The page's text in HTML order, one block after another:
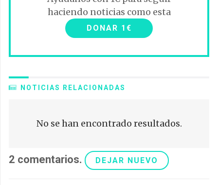
haciendo noticias como esta
DONAR 1€
NOTICIAS RELACIONADAS
No se han encontrado resultados.
2 comentarios. DEJAR NUEVO